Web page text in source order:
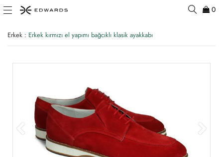
0
Erkek : Erkek kırmızı el yapımı bağcıklı klasik ayakkabı